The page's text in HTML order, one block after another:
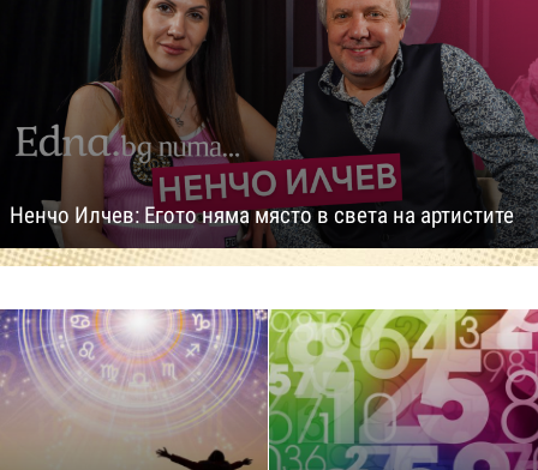
Ненчо Илчев: Егото няма място в света на артистите